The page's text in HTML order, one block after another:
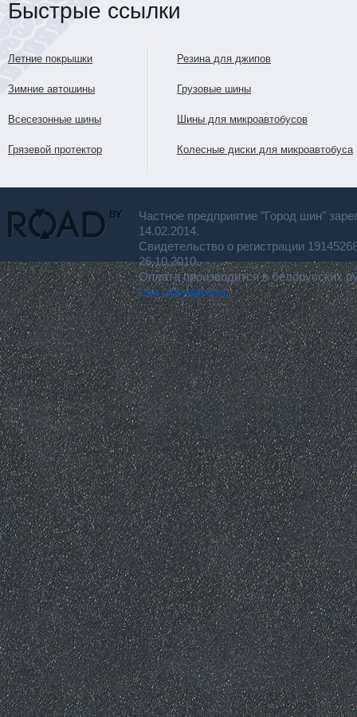
Быстрые ссылки
Летние покрышки
Зимние автошины
Всесезонные шины
Грязевой протектор
Резина для джипов
Грузовые шины
Шины для микроавтобусов
Колесные диски для микроавтобуса
Частное предприятие "Город шин"
14.02.2014.
Свидетельство о регистрации
26.10.2010.
Оплата производится в белорусских
для покупателя.